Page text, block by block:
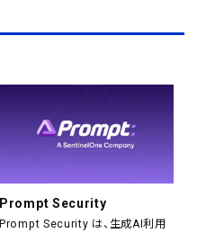
Prompt Security
Prompt Security は、生成AI利用